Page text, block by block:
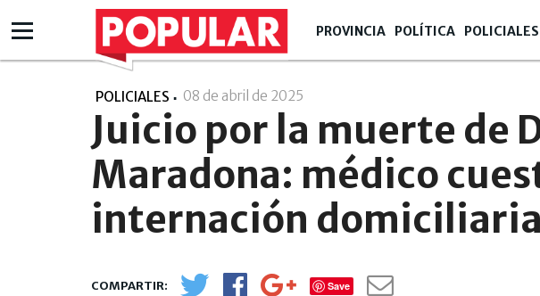
PROVINCIA POLÍTICA POLICIALES
POLICIALES 08 de abril de 2025
Juicio por la muerte de
Maradona: médico
internación domiciliaria
Save